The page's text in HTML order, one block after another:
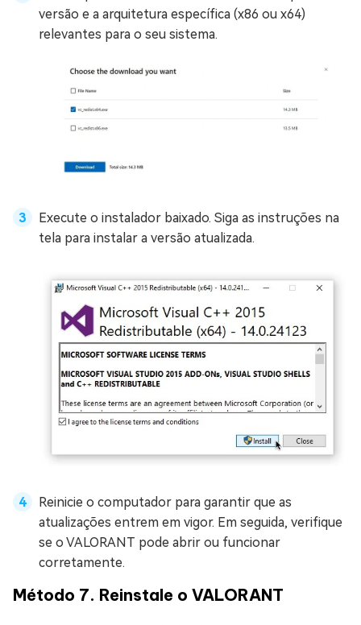
versão e a arquitetura específica (x86 ou x64)
relevantes para o seu sistema.
Execute o instalador baixado. Siga as instruções na
tela para instalar a versão atualizada.
Reinicie o computador para garantir que as
atualizações entrem em vigor. Em seguida, verifique
se o VALORANT pode abrir ou funcionar
corretamente.
Método 7. Reinstale o VALORANT